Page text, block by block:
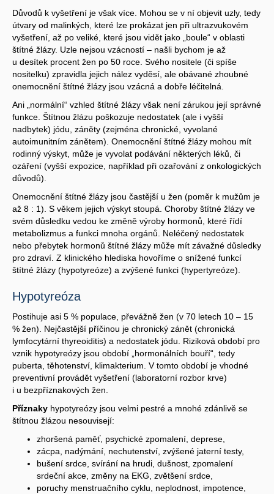
Důvodů k vyšetření je však více. Mohou se v ní objevit uzly, tedy
útvary od malinkých, které lze prokázat jen při ultrazvukovém
vyšetření, až po veliké, které jsou vidět jako „boule“ v oblasti
štítné žlázy. Uzle nejsou vzácností – našli bychom je až
u desítek procent žen po 50 roce. Svého nositele (či spíše
nositelku) zpravidla jejich nález vyděsí, ale obávané zhoubné
onemocnění štítné žlázy jsou vzácná a dobře léčitelná.
Ani „normální“ vzhled štítné žlázy však není zárukou její správné
funkce. Štítnou žlázu poškozuje nedostatek (ale i vyšší
nadbytek) jódu, záněty (zejména chronické, vyvolané
autoimunitním zánětem). Onemocnění štítné žlázy mohou mít
rodinný výskyt, může je vyvolat podávání některých léků, či
ozáření (vyšší expozice, například při ozařování z onkologických
důvodů).
Onemocnění štítné žlázy jsou častější u žen (poměr k mužům je
až 8 : 1). S věkem jejich výskyt stoupá. Choroby štítné žlázy ve
svém důsledku vedou ke změně výroby hormonů, které řídí
metabolizmus a funkci mnoha orgánů. Neléčený nedostatek
nebo přebytek hormonů štítné žlázy může mít závažné důsledky
pro zdraví. Z klinického hlediska hovoříme o snížené funkcí
štítné žlázy (hypotyreóze) a zvýšené funkci (hypertyreóze).
Hypotyreóza
Postihuje asi 5 % populace, převážně žen (v 70 letech 10 – 15
% žen). Nejčastější příčinou je chronický zánět (chronická
lymfocytární thyreoiditis) a nedostatek jódu. Riziková období pro
vznik hypotyreózy jsou období „hormonálních bouří“, tedy
puberta, těhotenství, klimakterium. V tomto období je vhodné
preventivní provádět vyšetření (laboratorní rozbor krve)
i u bezpříznakových žen.
Příznaky hypotyreózy jsou velmi pestré a mnohé zdánlivě se
štítnou žlázou nesouvisejí:
zhoršená paměť, psychické zpomalení, deprese,
zácpa, nadýmání, nechutenství, zvýšené jaterní testy,
bušení srdce, svírání na hrudi, dušnost, zpomalení
srdeční akce, změny na EKG, zvětšení srdce,
poruchy menstruačního cyklu, neplodnost, impotence,